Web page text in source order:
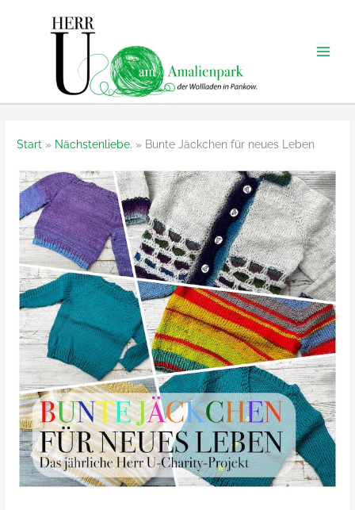
Start Nächstenliebe. Bunte Jäckchen für neues Leben